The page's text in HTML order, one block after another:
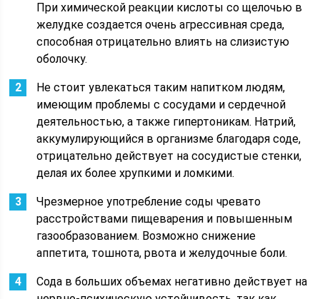
При химической реакции кислоты со щелочью в
желудке создается очень агрессивная среда,
способная отрицательно влиять на слизистую
оболочку.
Не стоит увлекаться таким напитком людям,
имеющим проблемы с сосудами и сердечной
деятельностью, а также гипертоникам. Натрий,
аккумулирующийся в организме благодаря соде,
отрицательно действует на сосудистые стенки,
делая их более хрупкими и ломкими.
Чрезмерное употребление соды чревато
расстройствами пищеварения и повышенным
газообразованием. Возможно снижение
аппетита, тошнота, рвота и желудочные боли.
Сода в больших объемах негативно действует на